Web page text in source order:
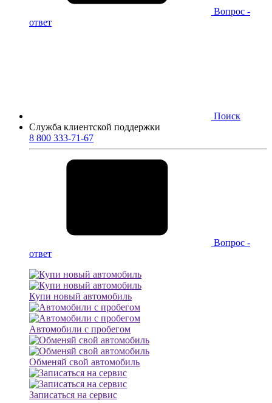
Вопрос -
ответ
Поиск
Служба клиентской поддержки
8 800 333-71-67
Вопрос -
ответ
Купи новый автомобиль
Автомобили с пробегом
Обменяй свой автомобиль
Записаться на сервис